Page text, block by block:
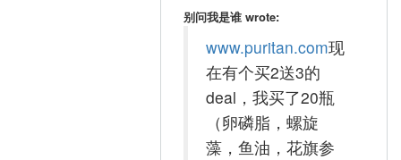
别问我是谁 wrote:
www.puritan.com现
在有个买2送3的
deal，我买了20瓶
（卵磷脂，螺旋
藻，鱼油，花旗参